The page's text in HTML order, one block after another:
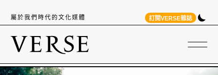
屬於我們時代的文化媒體 訂閱VERSE雜誌